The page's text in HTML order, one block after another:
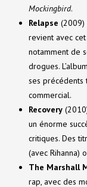
Mockingbird.
Relapse (2009)
revient avec
notamment de
drogues.
ses précédents
commercial.
Recovery
un énorme
critiques. Des
(avec Rihanna)
The Marshall
rap, avec des